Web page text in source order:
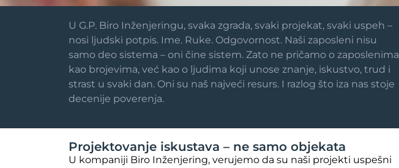
U G.P. Biro Inženjeringu, svaka zgrada, svaki projekat, svaki uspeh –
nosi ljudski potpis. Ime. Ruke. Odgovornost. Naši zaposleni nisu
samo deo sistema – oni čine sistem. Zato ne pričamo o zaposlenima
kao brojevima, već kao o ljudima koji unose znanje, iskustvo, trud i
strast u svaki dan. Oni su naš najveći resurs. I razlog što iza nas stoje
decenije poverenja.
Projektovanje iskustava – ne samo objekata
U kompaniji Biro Inženjering, verujemo da su naši projekti uspešni